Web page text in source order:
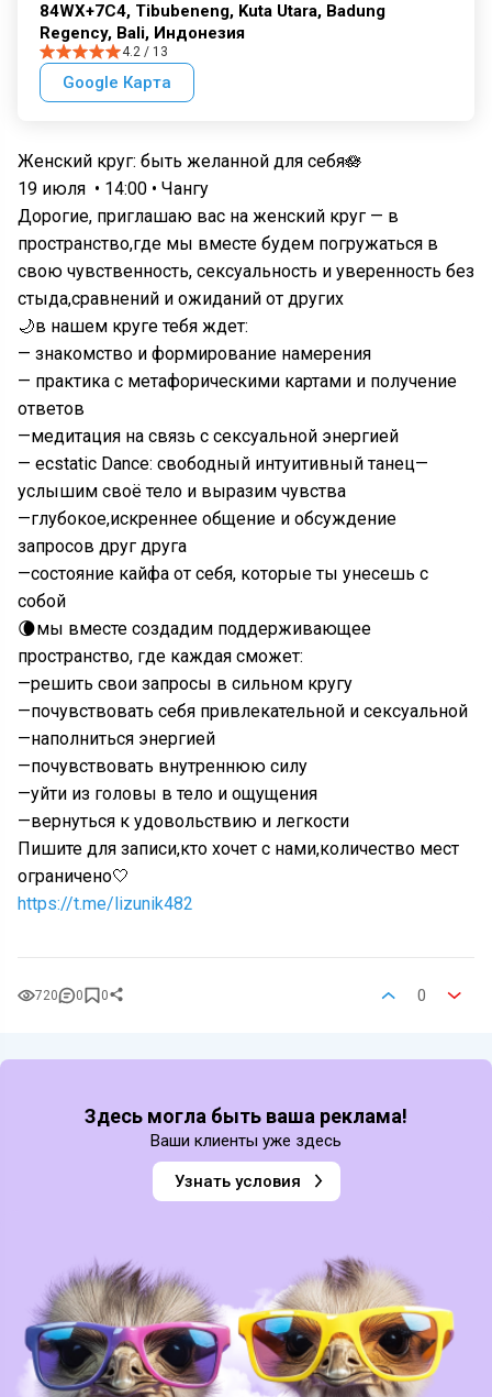
84WX+7C4, Tibubeneng, Kuta Utara, Badung
Regency, Bali, Индонезия
4.2 / 13
Google Карта
Женский круг: быть желанной для себя🪷
19 июля • 14:00 • Чангу
Дорогие, приглашаю вас на женский круг — в
пространство,где мы вместе будем погружаться в
свою чувственность, сексуальность и уверенность без
стыда,сравнений и ожиданий от других
🌙в нашем круге тебя ждет:
— знакомство и формирование намерения
— практика с метафорическими картами и получение
ответов
—медитация на связь с сексуальной энергией
— ecstatic Dance: свободный интуитивный танец—
услышим своё тело и выразим чувства
—глубокое,искреннее общение и обсуждение
запросов друг друга
—состояние кайфа от себя, которые ты унесешь с
собой
🌘мы вместе создадим поддерживающее
пространство, где каждая сможет:
—решить свои запросы в сильном кругу
—почувствовать себя привлекательной и сексуальной
—наполниться энергией
—почувствовать внутреннюю силу
—уйти из головы в тело и ощущения
—вернуться к удовольствию и легкости
Пишите для записи,кто хочет с нами,количество мест
ограничено🤍
https://t.me/lizunik482
720 0 0 0
Здесь могла быть ваша реклама!
Ваши клиенты уже здесь
Узнать условия